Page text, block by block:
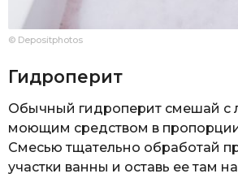
© Depositphotos
Гидроперит
Обычный гидроперит смешай
моющим средством в
Смесью тщательно обработай
участки ванны и оставь ее там